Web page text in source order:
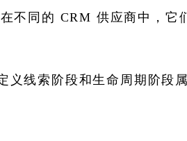
不同的 CRM 供应商中，它
义线索阶段和生命周期阶段